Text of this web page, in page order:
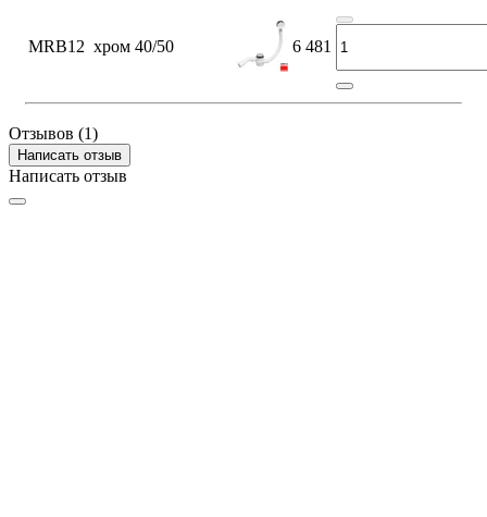
MRB12 хром 40/50 6 481
Отзывов (1)
Написать отзыв
Написать отзыв